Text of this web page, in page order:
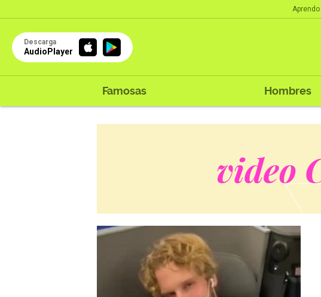
Descarga
AudioPlayer
Famosas Hombres
video